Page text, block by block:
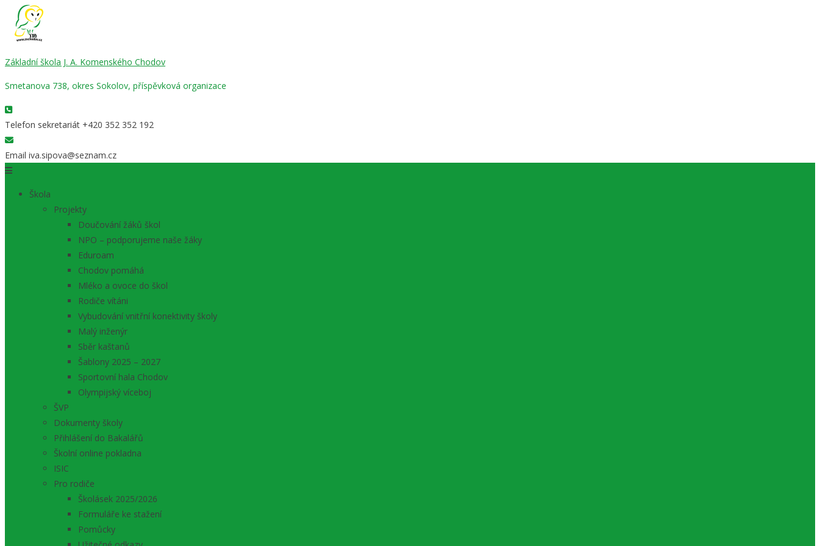
Základní škola J. A. Komenského Chodov
Smetanova 738, okres Sokolov, příspěvková organizace
Telefon sekretariát +420 352 352 192
Email iva.sipova@seznam.cz
Škola
Projekty
Doučování žáků škol
NPO – podporujeme naše žáky
Eduroam
Chodov pomáhá
Mléko a ovoce do škol
Rodiče vítáni
Vybudování vnitřní konektivity školy
Malý inženýr
Sběr kaštanů
Šablony 2025 – 2027
Sportovní hala Chodov
Olympijský víceboj
ŠVP
Dokumenty školy
Přihlášení do Bakalářů
Školní online pokladna
ISIC
Pro rodiče
Školásek 2025/2026
Formuláře ke stažení
Pomůcky